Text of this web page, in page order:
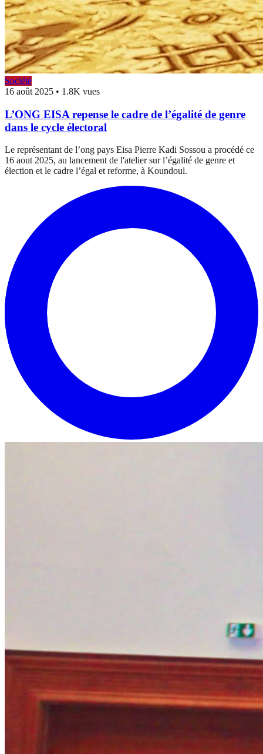
Société
16 août 2025 • 1.8K vues
L’ONG EISA repense le cadre de l’égalité de genre
dans le cycle électoral
Le représentant de l’ong pays Eisa Pierre Kadi Sossou a procédé ce
16 aout 2025, au lancement de l'atelier sur l’égalité de genre et
élection et le cadre l’égal et reforme, à Koundoul.